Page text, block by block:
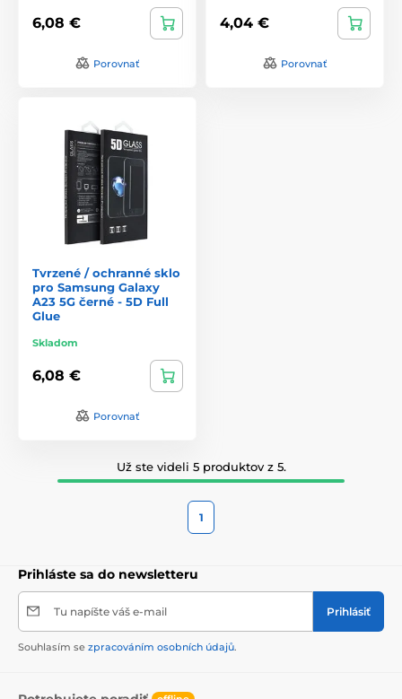
6,08 €
Porovnať
4,04 €
Porovnať
Tvrzené / ochranné sklo
pro Samsung Galaxy
A23 5G černé - 5D Full
Glue
Skladom
6,08 €
Porovnať
Už ste videli 5 produktov z 5.
1
Prihláste sa do newsletteru
Tu napíšte váš e-mail Prihlásiť
Souhlasím se zpracováním osobních údajů.